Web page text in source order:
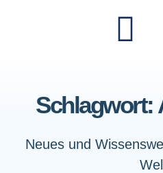
Schlagwort:
Neues und